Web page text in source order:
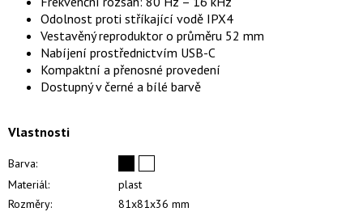
Odolnost proti stříkající vodě IPX4
Vestavěný reproduktor o průměru 52 mm
Nabíjení prostřednictvím USB-C
Kompaktní a přenosné provedení
Dostupný v černé a bílé barvě
Vlastnosti
Barva:
Materiál:
plast
Rozměry:
81x81x36 mm